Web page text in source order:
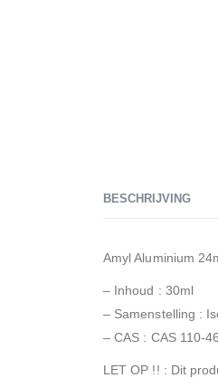
BESCHRIJVING
Amyl Aluminium
– Inhoud : 30ml
– Samenstelling :
– CAS : CAS 110-
LET OP !! : Dit